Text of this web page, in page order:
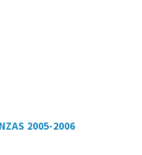
2005-2006